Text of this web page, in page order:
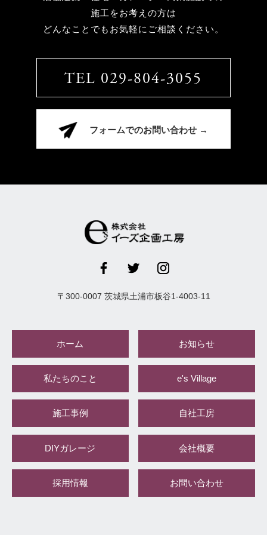
施工をお考えの方は
どんなことでもお気軽にご相談ください。
TEL 029-804-3055
フォームでのお問い合わせ →
〒 300-0007 茨城県土浦市板谷1-4003-11
ホーム お知らせ
私たちのこと e's Village
施工事例 自社工房
DIYガレージ 会社概要
採用情報 お問い合わせ